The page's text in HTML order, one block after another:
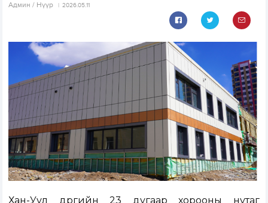
Aдмин / Нүүр 2026.05.11
Хан-Уул дүүргийн 23 дугаар хорооны нутаг